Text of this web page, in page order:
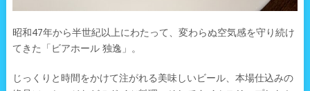
昭和47年から半世紀以上にわたって、変わらぬ空気感を守り続け
てきた「ビアホール 独逸」。
じっくりと時間をかけて注がれる美味しいビール、本場仕込みの